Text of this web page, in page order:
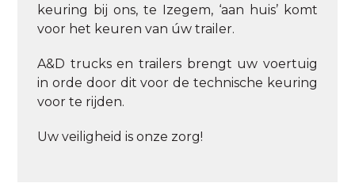
keuring bij ons, te Izegem, ‘aan huis’ komt
voor het keuren van úw trailer.
A&D trucks en trailers brengt uw voertuig
in orde door dit voor de technische keuring
voor te rijden.
Uw veiligheid is onze zorg!